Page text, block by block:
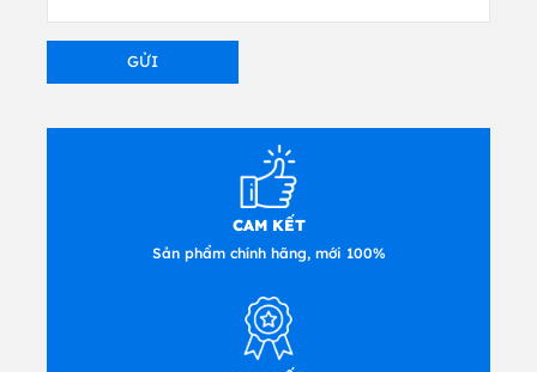
cốt lõi
Độ dày phương tiện truyền thông
0,003 "/ 0,08 mm đến 0,007" / 0,18 mm
Các loại phương tiện truyền thông
• Tag stock (die cut or continuous, direct thermal
Đặc điểm ruy băng
Đường kính ngoài
984 '(300 m); 242 '(74 m)
• 1: 4 Một cuộn băng cho mỗi 4 cuộn phương
CAM KẾT
Sản phẩm chính hãng, mới 100%